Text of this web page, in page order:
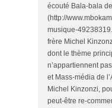
écouté Bala-bala
(http://
musique-
frère Michel
dont le thème
n’appartiennent
et Mass-média de
Michel Kinzonzi,
peut-être re-